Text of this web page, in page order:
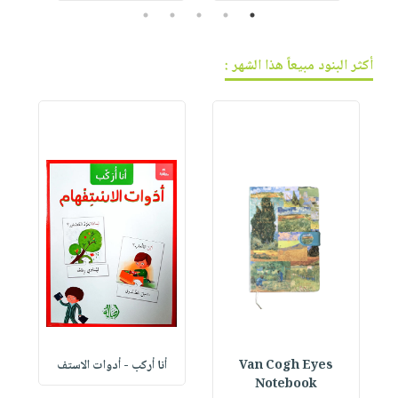
1
2
3
4
5
أكثر البنود مبيعاً هذا الشهر :
Van Cogh Eyes
Notebook
أنا أركب - أدوات الاستف